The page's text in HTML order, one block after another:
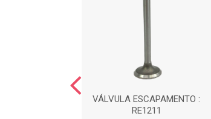
VÁLVULA ESCAPAMENTO :
RE1211